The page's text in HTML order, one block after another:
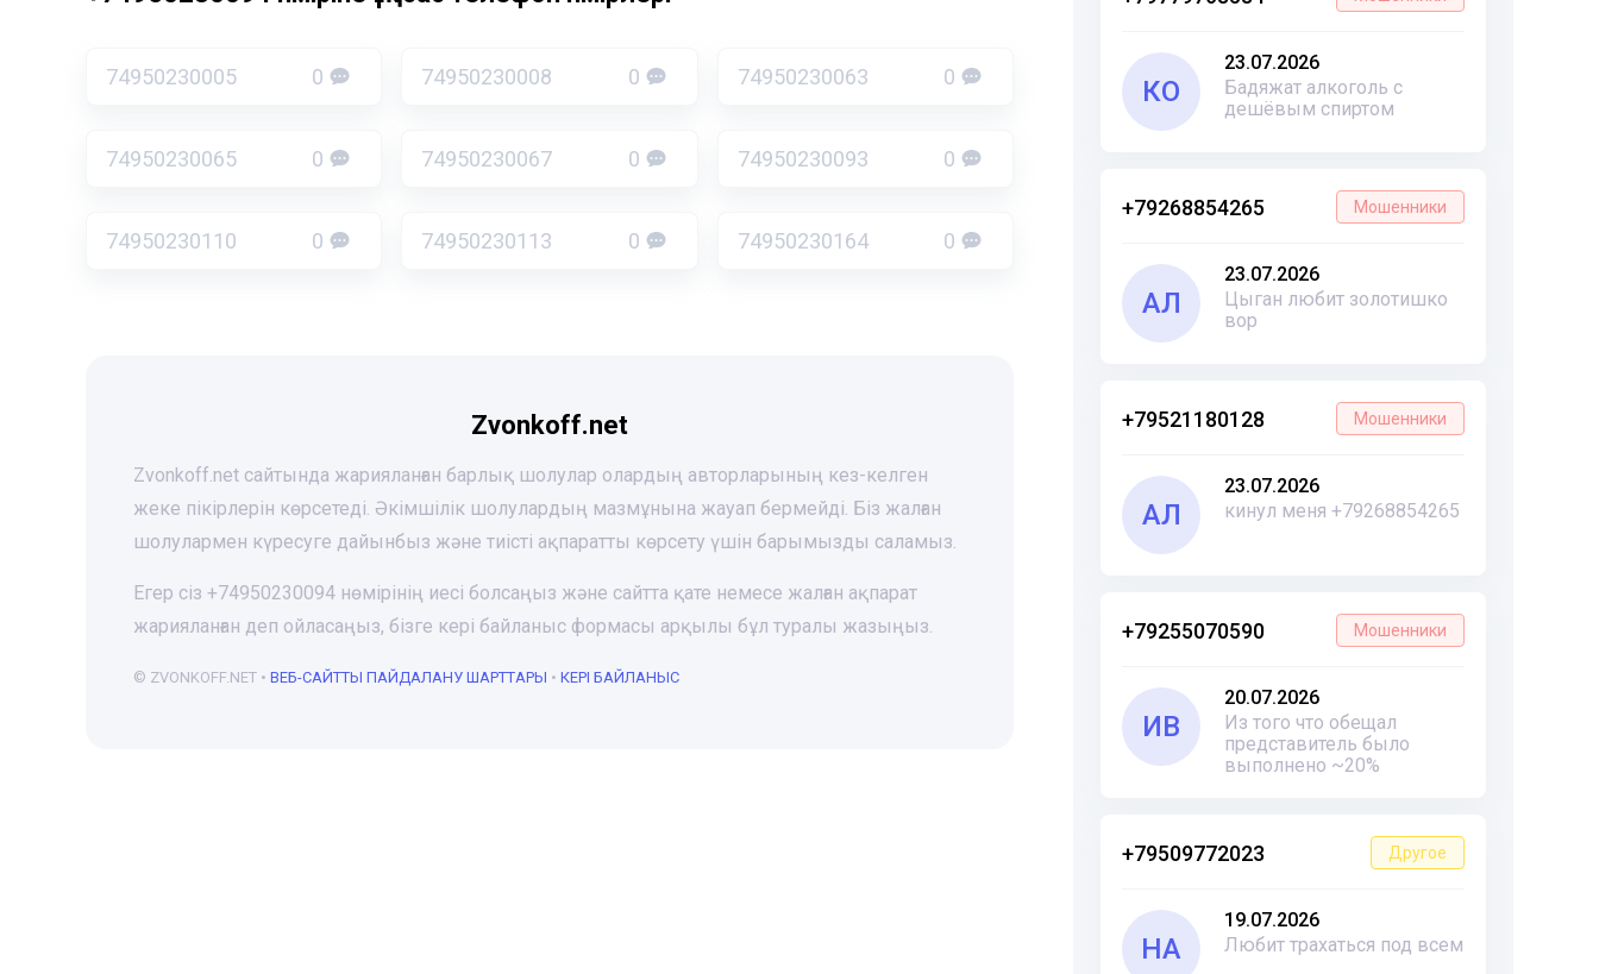
КО
23.07.2026
Бадяжат алкоголь с
дешёвым спиртом
+79268854265 Мошенники
АЛ
23.07.2026
Цыган любит золотишко
вор
+79521180128 Мошенники
АЛ
23.07.2026
кинул меня +79268854265
+79255070590 Мошенники
ИВ
20.07.2026
Из того что обещал
представитель было
выполнено ~20%
+79509772023 Другое
НА
19.07.2026
Любит трахаться под всем
74950230005 0 74950230008 0 74950230063 0
74950230065 0 74950230067 0 74950230093 0
74950230110 0 74950230113 0 74950230164 0
Zvonkoff.net
Zvonkoff.net сайтында жарияланған барлық шолулар олардың авторларының кез-келген
жеке пікірлерін көрсетеді. Әкімшілік шолулардың мазмұнына жауап бермейді. Біз жалған
шолулармен күресуге дайынбыз және тиісті ақпаратты көрсету үшін барымызды саламыз.
Егер сіз +74950230094 нөмірінің иесі болсаңыз және сайтта қате немесе жалған ақпарат
жарияланған деп ойласаңыз, бізге кері байланыс формасы арқылы бұл туралы жазыңыз.
© ZVONKOFF.NET • ВЕБ-CАЙТТЫ ПАЙДАЛАНУ ШАРТТАРЫ • КЕРІ БАЙЛАНЫС